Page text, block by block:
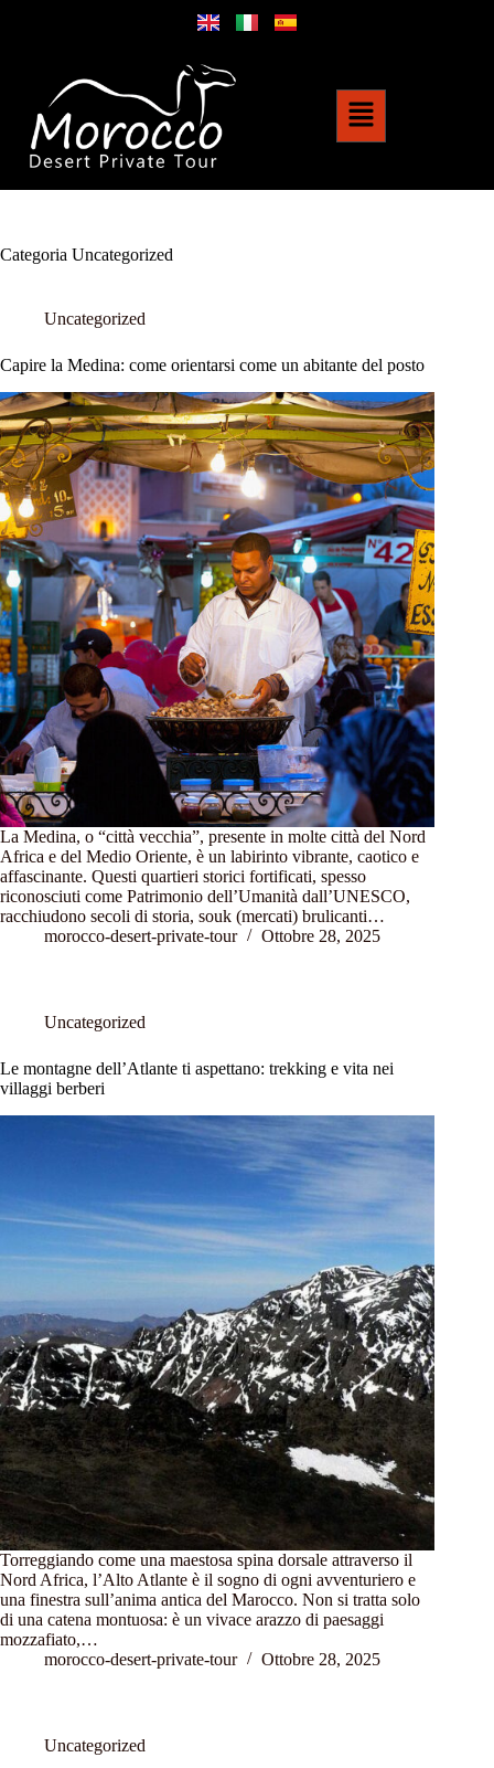
Categoria Uncategorized
Uncategorized
Capire la Medina: come orientarsi come un abitante del posto
La Medina, o “città vecchia”, presente in molte città del Nord
Africa e del Medio Oriente, è un labirinto vibrante, caotico e
affascinante. Questi quartieri storici fortificati, spesso
riconosciuti come Patrimonio dell’Umanità dall’UNESCO,
racchiudono secoli di storia, souk (mercati) brulicanti…
morocco-desert-private-tour
Ottobre 28, 2025
Uncategorized
Le montagne dell’Atlante ti aspettano: trekking e vita nei
villaggi berberi
Torreggiando come una maestosa spina dorsale attraverso il
Nord Africa, l’Alto Atlante è il sogno di ogni avventuriero e
una finestra sull’anima antica del Marocco. Non si tratta solo
di una catena montuosa: è un vivace arazzo di paesaggi
mozzafiato,…
morocco-desert-private-tour
Ottobre 28, 2025
Uncategorized